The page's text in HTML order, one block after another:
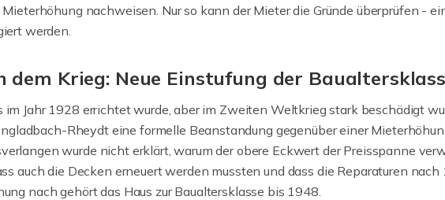
nachweisen. Nur so kann der Mieter die Gründe überprüfen -
werden.
dem Krieg: Neue Einstufung der
im Jahr 1928 errichtet wurde, aber im Zweiten Weltkrieg stark beschädigt
Rheydt eine formelle Beanstandung gegenüber einer
wurde nicht erklärt, warum der obere Eckwert der Preisspanne
auch die Decken erneuert werden mussten und dass die Reparaturen nach
nach gehört das Haus zur Baualtersklasse bis 1948.